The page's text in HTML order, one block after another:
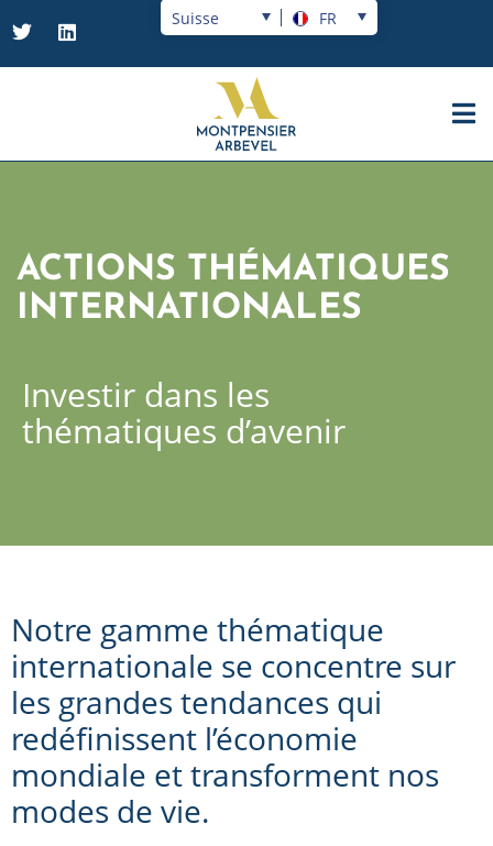
Suisse FR
ACTIONS THÉMATIQUES
INTERNATIONALES
Investir dans les
thématiques d’avenir
Notre gamme thématique
internationale se concentre sur
les grandes tendances qui
redéfinissent l’économie
mondiale et transforment nos
modes de vie.